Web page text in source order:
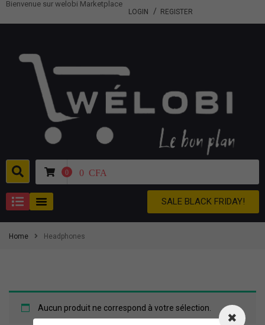
Bienvenue sur welobi Marketplace
LOGIN REGISTER
0 0 CFA
SALE BLACK FRIDAY!
Home Headphones
Aucun produit ne correspond à votre sélection.